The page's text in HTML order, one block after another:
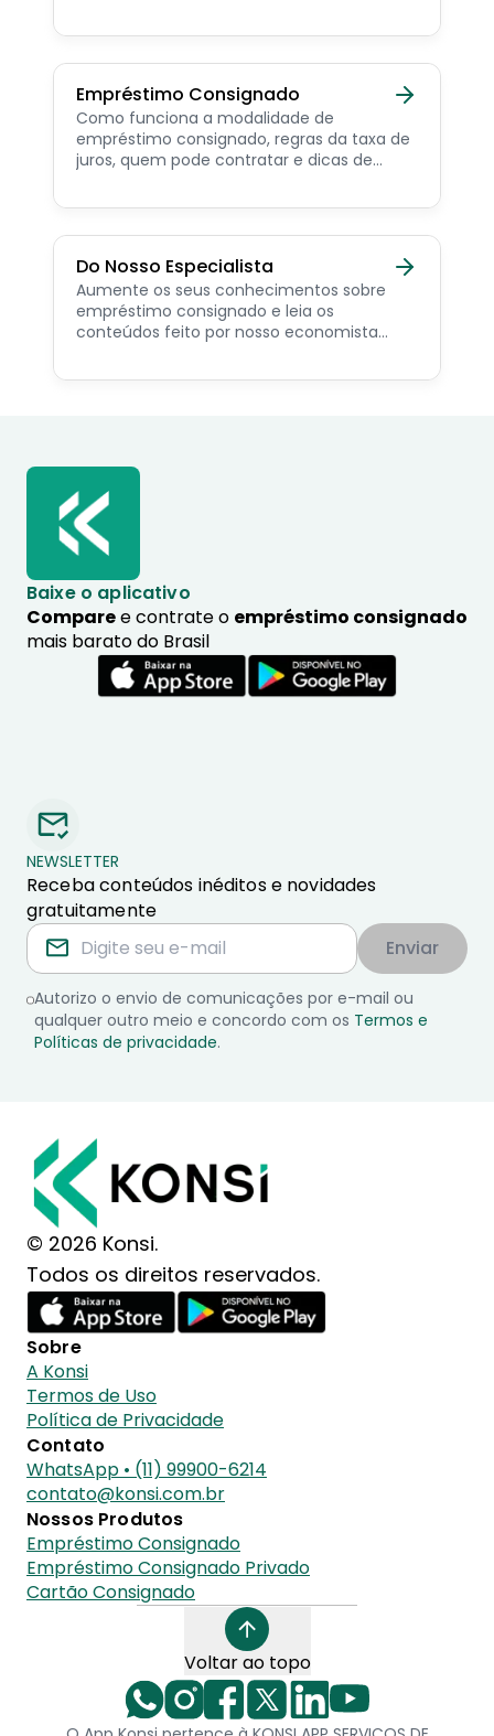
pensionista e beneficiários de programas
Empréstimo Consignado
Como funciona a modalidade de
empréstimo consignado, regras da taxa de
juros, quem pode contratar e dicas de
Do Nosso Especialista
Aumente os seus conhecimentos sobre
empréstimo consignado e leia os
conteúdos feito por nosso economista
Baixe o aplicativo
Comparee contrate o empréstimo consignado
mais barato do Brasil
NEWSLETTER
Receba conteúdos inéditos e novidades
gratuitamente
Enviar
Autorizo o envio de comunicações por e-mail ou
qualquer outro meio e concordo com os Termos e
Políticas de privacidade.
© 2026 Konsi.
Todos os direitos reservados.
Sobre
A Konsi
Termos de Uso
Política de Privacidade
Contato
WhatsApp • (11) 99900-6214
contato@konsi.com.br
Nossos Produtos
Empréstimo Consignado
Empréstimo Consignado Privado
Cartão Consignado
Voltar ao topo